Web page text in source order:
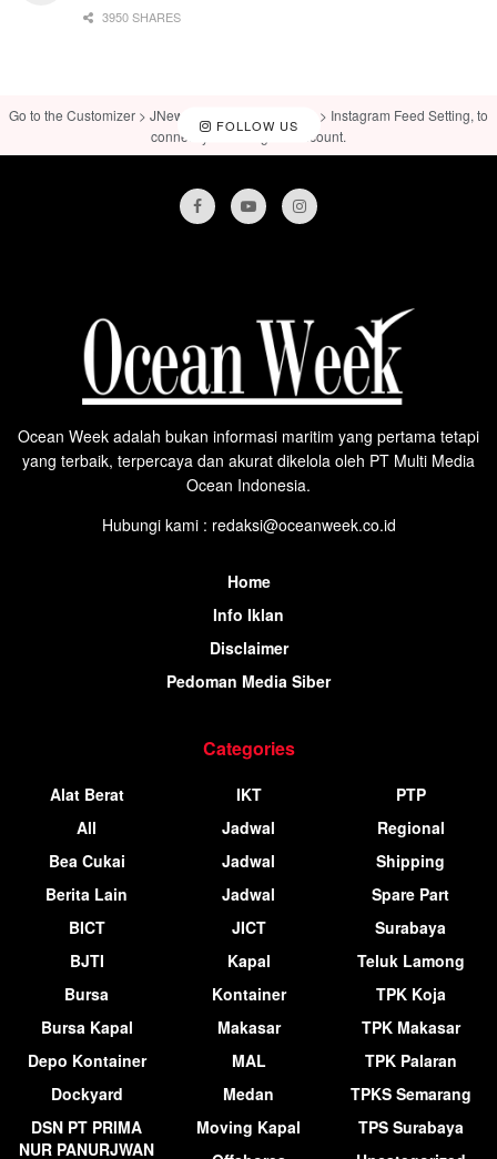
3950 SHARES
FOLLOW US
Go to the Customizer > JNews : Social, Like & View > Instagram Feed Setting, to
connect your Instagram account.
Ocean Week adalah bukan informasi maritim yang pertama tetapi
yang terbaik, terpercaya dan akurat dikelola oleh PT Multi Media
Ocean Indonesia.
Hubungi kami : redaksi@oceanweek.co.id
Home
Info Iklan
Disclaimer
Pedoman Media Siber
Categories
Alat Berat
All
Bea Cukai
Berita Lain
BICT
BJTI
Bursa
Bursa Kapal
Depo Kontainer
Dockyard
DSN PT PRIMA
NUR PANURJWAN
IKT
Jadwal
Jadwal
Jadwal
JICT
Kapal
Kontainer
Makasar
MAL
Medan
Moving Kapal
PTP
Regional
Shipping
Spare Part
Surabaya
Teluk Lamong
TPK Koja
TPK Makasar
TPK Palaran
TPKS Semarang
TPS Surabaya